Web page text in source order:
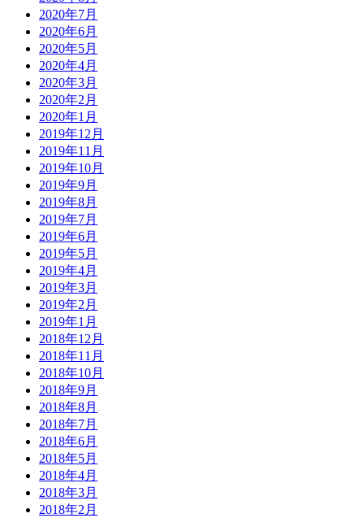
2020年7月
2020年6月
2020年5月
2020年4月
2020年3月
2020年2月
2020年1月
2019年12月
2019年11月
2019年10月
2019年9月
2019年8月
2019年7月
2019年6月
2019年5月
2019年4月
2019年3月
2019年2月
2019年1月
2018年12月
2018年11月
2018年10月
2018年9月
2018年8月
2018年7月
2018年6月
2018年5月
2018年4月
2018年3月
2018年2月